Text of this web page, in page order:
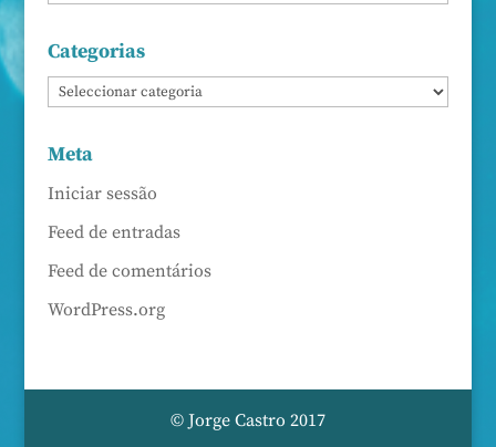
Categorias
Meta
Iniciar sessão
Feed de entradas
Feed de comentários
WordPress.org
© Jorge Castro 2017